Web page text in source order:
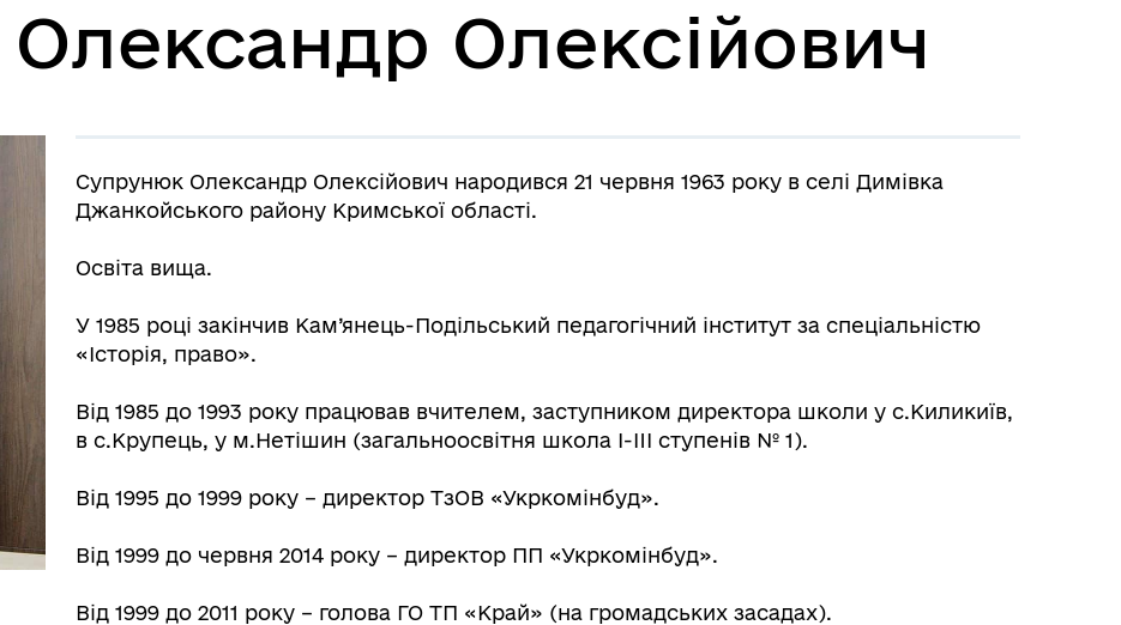
Олексійович
Супрунюк Олександр Олексійович народився 21 червня 1963 року в селі Димівка
Джанкойського району Кримської області.
Освіта вища.
У 1985 році закінчив Кам’янець-Подільський педагогічний інститут за спеціальністю
«Історія, право».
Від 1985 до 1993 року працював вчителем, заступником директора школи у с.Киликиїв,
в с.Крупець, у м.Нетішин (загальноосвітня школа I-III ступенів № 1).
Від 1995 до 1999 року – директор ТзОВ «Укркомінбуд».
Від 1999 до червня 2014 року – директор ПП «Укркомінбуд».
Від 1999 до 2011 року – голова ГО ТП «Край» (на громадських засадах).